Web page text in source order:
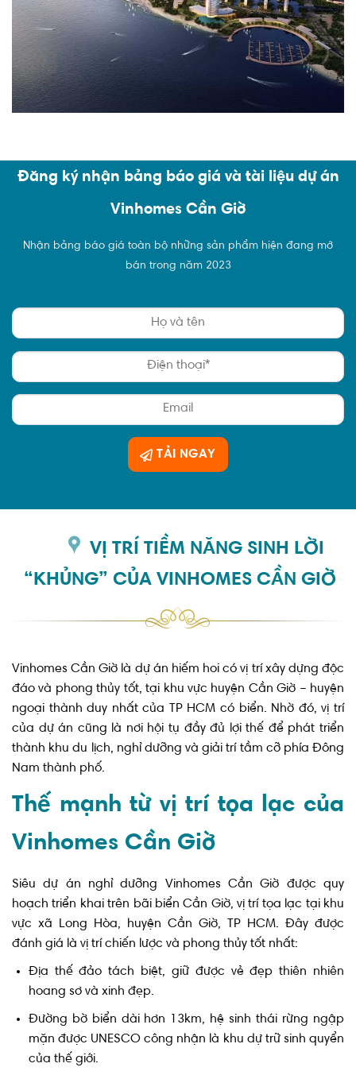
Vinhomes Cần Giờ
bán trong năm 2023
“KHỦNG” CỦA VINHOMES CẦN GIỜ
đáo và phong thủy tốt, tại khu vực huyện Cần Giờ – huyện
ngoại thành duy nhất của TP HCM có biển. Nhờ đó, vị trí
của dự án cũng là nơi hội tụ đầy đủ lợi thế để phát triển
thành khu du lịch, nghỉ dưỡng và giải trí tầm cỡ phía Đông
Nam thành phố.
Vinhomes Cần Giờ
hoạch triển khai trên bãi biển Cần Giờ, vị trí tọa lạc tại khu
vực xã Long Hòa, huyện Cần Giờ, TP HCM. Đây được
đánh giá là vị trí chiến lược và phong thủy tốt nhất:
Địa thế đảo tách biệt, giữ được vẻ đẹp thiên nhiên
hoang sơ và xinh đẹp.
Đường bờ biển dài hơn 13km, hệ sinh thái rừng ngập
mặn được UNESCO công nhận là khu dự trữ sinh quyển
của thế giới.
Hệ thống sông ngòi và kênh rạch dày đặc cung cấp